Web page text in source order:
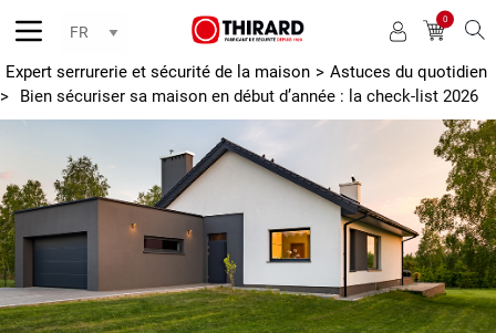
0
Expert serrurerie et sécurité de la maison > Astuces du quotidien
>
Bien sécuriser sa maison en début d’année : la check-list 2026